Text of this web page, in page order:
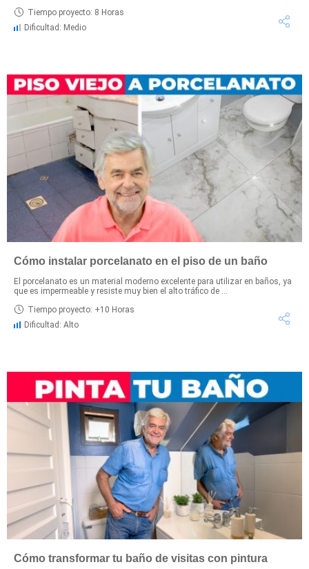
Tiempo proyecto: 8 Horas
Dificultad: Medio
Cómo instalar porcelanato en el piso de un baño
El porcelanato es un material moderno excelente para utilizar en baños, ya
que es impermeable y resiste muy bien el alto tráfico de ...
Tiempo proyecto: +10 Horas
Dificultad: Alto
Cómo transformar tu baño de visitas con pintura